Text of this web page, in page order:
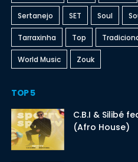
Sertanejo SET Soul
Tarraxinha Top
World Music Zouk
TOP 5
C.B.I & Silibé
(Afro House)